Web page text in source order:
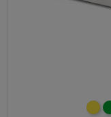
żółty